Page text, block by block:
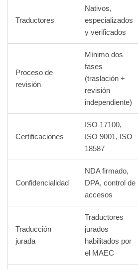
Traductores
Nativos,
especializados
y verificados
Proceso de
revisión
Mínimo dos
fases
(traslación +
revisión
independiente)
Certificaciones
ISO 17100,
ISO 9001, ISO
18587
Confidencialidad
NDA firmado,
DPA, control de
accesos
Traducción
jurada
Traductores
jurados
habilitados por
el MAEC